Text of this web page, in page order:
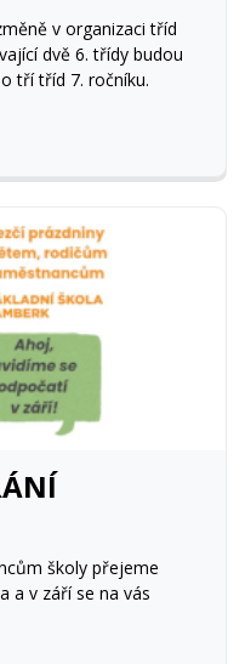
v organizaci tříd
dvě 6. třídy budou
tří tříd 7. ročníku.
a v září se na vás